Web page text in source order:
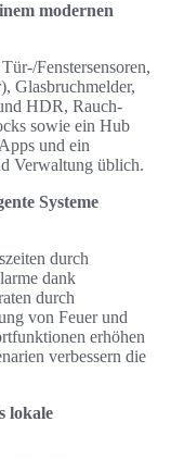
modernen
Fenstersensoren,
Glasbruchmelder,
HDR, Rauch‑
sowie ein Hub
und ein
Verwaltung üblich.
Systeme
durch
dank
durch
von Feuer und
erhöhen
verbessern die
lokale